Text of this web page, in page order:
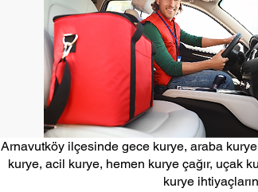
Arnavutköy ilçesinde gece kurye, araba
kurye, acil kurye, hemen kurye çağır, uçak
kurye